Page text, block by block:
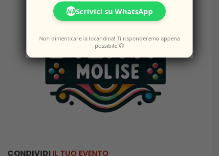
CONDIVIDI IL TUO EVENTO
WAScrivici su WhatsApp
Non dimenticare la locandina! Ti risponderemo appena
possibile 😊